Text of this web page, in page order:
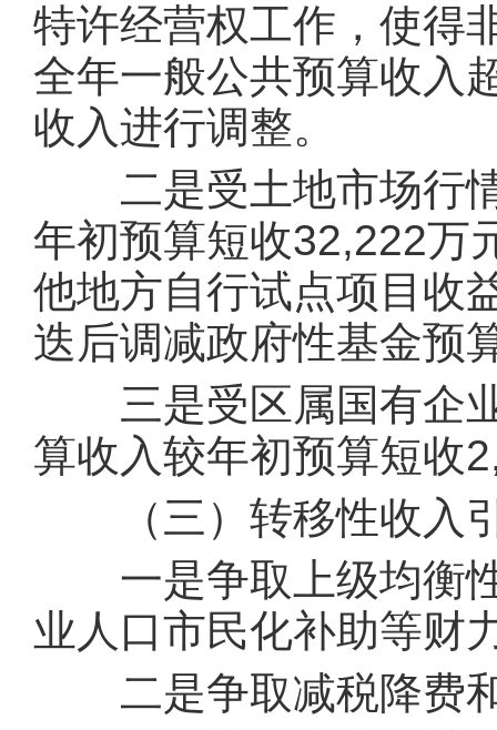
特许经营权工作，使得
全年一般公共预算收入
收入进行调整。
二是受土地市场行情
年初预算短收32,222万
他地方自行试点项目收
迭后调减政府性基金预
三是受区属国有企业
算收入较年初预算短收
（三）转移性收入
一是争取上级均衡性
业人口市民化补助等财
二是争取减税降费和